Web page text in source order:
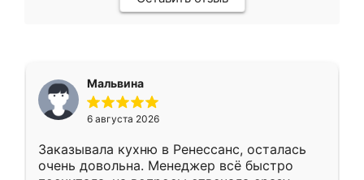
Мальвина
6 августа 2026
Заказывала кухню в Ренессанс, осталась
очень довольна. Менеджер всё быстро